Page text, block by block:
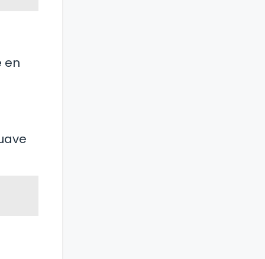
en